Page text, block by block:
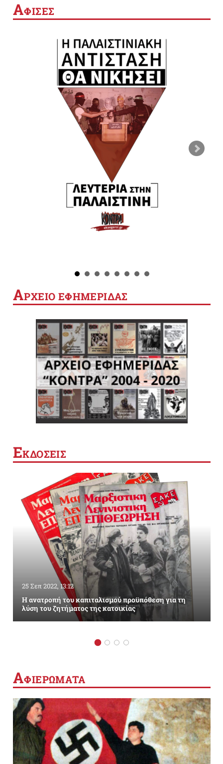
ΑΦΙΣΕΣ
ΑΡΧΕΙΟ ΕΦΗΜΕΡΙΔΑΣ
ΕΚΔΟΣΕΙΣ
25 Σεπ 2022, 13:12
Η ανατροπή του καπιταλισμού προϋπόθεση για τη
λύση του ζητήματος της κατοικίας
ΑΦΙΕΡΩΜΑΤΑ